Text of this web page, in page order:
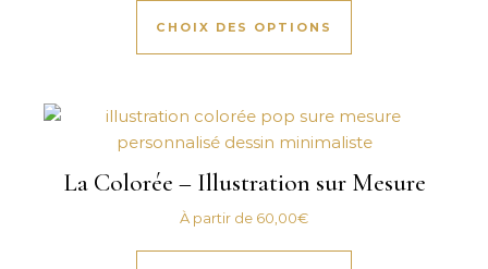
CHOIX DES OPTIONS
La Colorée – Illustration sur Mesure
À partir de 60,00€
Ce produit a